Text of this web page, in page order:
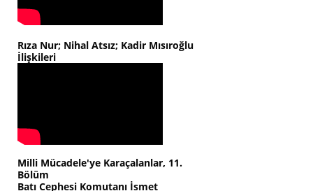
Rıza Nur; Nihal Atsız; Kadir Mısıroğlu
İlişkileri
Milli Mücadele'ye Karaçalanlar, 11.
Bölüm
Batı Cephesi Komutanı İsmet